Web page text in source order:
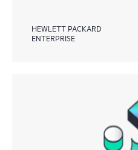
HEWLETT PACKARD
ENTERPRISE